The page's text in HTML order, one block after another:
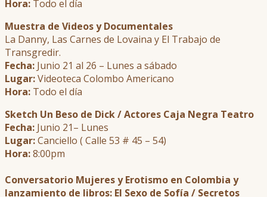
Hora: Todo el día
Muestra de Videos y Documentales
La Danny, Las Carnes de Lovaina y El Trabajo de
Transgredir.
Fecha: Junio 21 al 26 – Lunes a sábado
Lugar:Videoteca Colombo Americano
Hora: Todo el día
Sketch Un Beso de Dick / Actores Caja Negra Teatro
Fecha: Junio 21– Lunes
Lugar:Canciello ( Calle 53 # 45 – 54)
Hora:8:00pm
Conversatorio Mujeres y Erotismo en Colombia y
lanzamiento de libros: El Sexo de Sofía / Secretos